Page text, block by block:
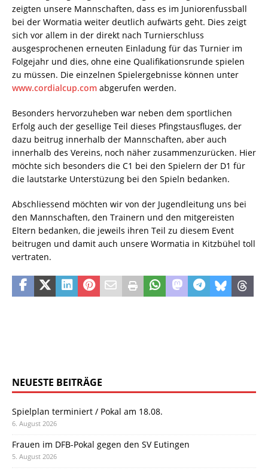
zeigten unsere Mannschaften, dass es im Juniorenfussball
bei der Wormatia weiter deutlich aufwärts geht. Dies zeigt
sich vor allem in der direkt nach Turnierschluss
ausgesprochenen erneuten Einladung für das Turnier im
Folgejahr und dies, ohne eine Qualifikationsrunde spielen
zu müssen. Die einzelnen Spielergebnisse können unter
www.cordialcup.com abgerufen werden.
Besonders hervorzuheben war neben dem sportlichen
Erfolg auch der gesellige Teil dieses Pfingstausfluges, der
dazu beitrug innerhalb der Mannschaften, aber auch
innerhalb des Vereins, noch näher zusammenzurücken. Hier
möchte sich besonders die C1 bei den Spielern der D1 für
die lautstarke Unterstüzung bei den Spieln bedanken.
Abschliessend möchten wir von der Jugendleitung uns bei
den Mannschaften, den Trainern und den mitgereisten
Eltern bedanken, die jeweils ihren Teil zu diesem Event
beitrugen und damit auch unsere Wormatia in Kitzbühel toll
vertraten.
NEUESTE BEITRÄGE
Spielplan terminiert / Pokal am 18.08.
6. August 2026
Frauen im DFB-Pokal gegen den SV Eutingen
5. August 2026